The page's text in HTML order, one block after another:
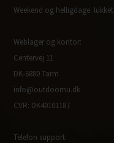
Weekend og helligdage: lukket
Weblager og kontor:
Centervej 11
DK-6880 Tarm
info@outdoornu.dk
CVR: DK40101187
Telefon support: